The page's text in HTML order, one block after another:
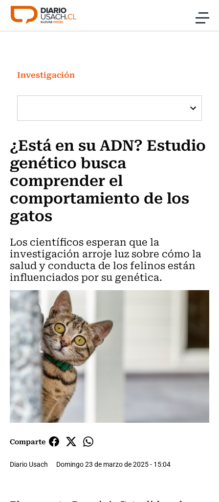
Click acá para ir directamente al contenido
Investigación
Cultura
Programas Radio y TV Usach
Investigación
¿Está en su ADN? Estudio
genético busca
comprender el
comportamiento de los
gatos
Los científicos esperan que la
investigación arroje luz sobre cómo la
salud y conducta de los felinos están
influenciados por su genética.
Comparte
Diario Usach Domingo 23 de marzo de 2025 - 15:04